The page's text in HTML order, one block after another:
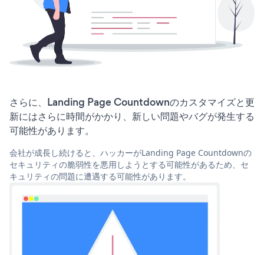
さらに、Landing Page Countdownのカスタマイズと更
新にはさらに時間がかかり、新しい問題やバグが発生する
可能性があります。
会社が成長し続けると、ハッカーがLanding Page Countdownの
セキュリティの脆弱性を悪用しようとする可能性があるため、セ
キュリティの問題に遭遇する可能性があります。